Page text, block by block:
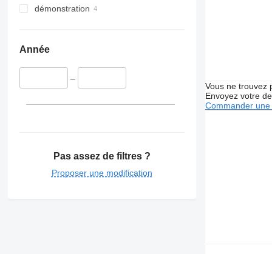
démonstration
Année
–
Pas assez de filtres ?
Proposer une modification
Vous ne trouvez
Envoyez votre
Commander